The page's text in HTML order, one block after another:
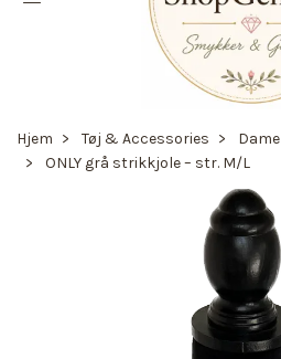
Hjem Tøj & Accessories Dame
ONLY grå strikkjole – str. M/L